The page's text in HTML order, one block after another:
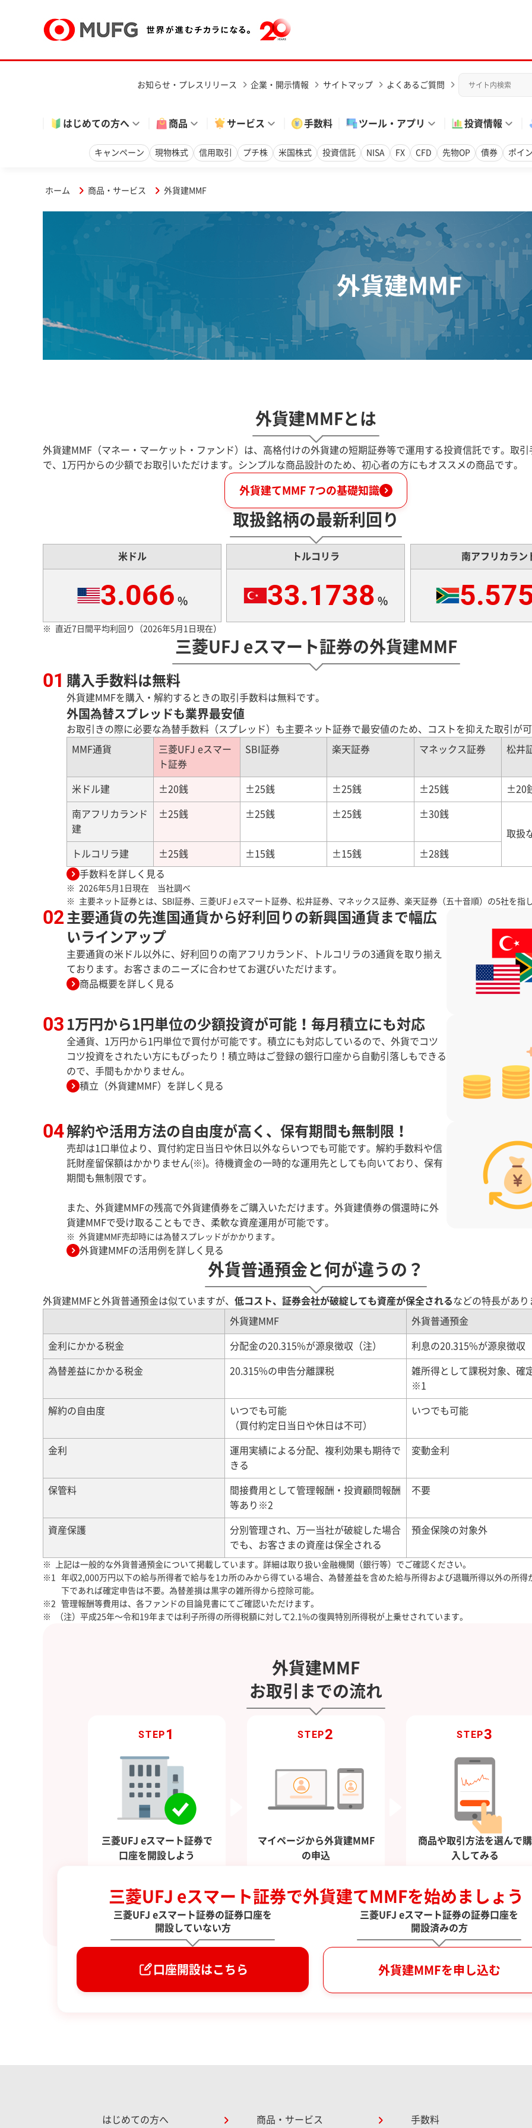
お知らせ・プレスリリース 企業・開示情報 サイトマップ よくあるご質問
はじめての方へ 商品 サービス 手数料 ツール・アプリ 投資情報
キャンペーン 現物株式 信用取引 プチ株 米国株式 投資信託 NISA FX CFD 先物OP 債券 ポイ
ホーム 商品・サービス 外貨建MMF
外貨建MMF
外貨建MMFとは
外貨建MMF（マネー・マーケット・ファンド）は、高格付けの外貨建の短期証券等で運用する投資信託です。取引
で、1万円からの少額でお取引いただけます。シンプルな商品設計のため、初心者の方にもオススメの商品です。
外貨建てMMF 7つの基礎知識
取扱銘柄の最新利回り
米ドル
3.066 %
トルコリラ
33.1738 %
南アフリカラン
直近7日間平均利回り（2026年5月1日現在）
三菱UFJ eスマート証券の外貨建MMF
購入手数料は無料
外貨建MMFを購入・解約するときの取引手数料は無料です。
外国為替スプレッドも業界最安値
お取引きの際に必要な為替手数料（スプレッド）も主要ネット証券で最安値のため、コストを抑えた取引が
MMF通貨
三菱UFJ eスマー
ト証券
SBI証券 楽天証券 マネックス証券 松井
米ドル建 ±20銭 ±25銭 ±25銭 ±25銭 ±20
南アフリカランド
建
±25銭 ±25銭 ±25銭 ±30銭
取扱
トルコリラ建 ±25銭 ±15銭 ±15銭 ±28銭
手数料を詳しく見る
2026年5月1日現在 当社調べ
主要ネット証券とは、SBI証券、三菱UFJ eスマート証券、松井証券、マネックス証券、楽天証券（五十音順）の5社を指
主要通貨の先進国通貨から好利回りの新興国通貨まで幅広
いラインアップ
主要通貨の米ドル以外に、好利回りの南アフリカランド、トルコリラの3通貨を取り揃え
ております。お客さまのニーズに合わせてお選びいただけます。
商品概要を詳しく見る
1万円から1円単位の少額投資が可能！毎月積立にも対応
全通貨、1万円から1円単位で買付が可能です。積立にも対応しているので、外貨でコツ
コツ投資をされたい方にもぴったり！積立時はご登録の銀行口座から自動引落しもできる
ので、手間もかかりません。
積立（外貨建MMF）を詳しく見る
解約や活用方法の自由度が高く、保有期間も無制限！
売却は1口単位より、買付約定日当日や休日以外ならいつでも可能です。解約手数料や信
託財産留保額はかかりません(※)。待機資金の一時的な運用先としても向いており、保有
期間も無制限です。
また、外貨建MMFの残高で外貨建債券をご購入いただけます。外貨建債券の償還時に外
貨建MMFで受け取ることもでき、柔軟な資産運用が可能です。
外貨建MMF売却時には為替スプレッドがかかります。
外貨建MMFの活用例を詳しく見る
外貨普通預金と何が違うの？
外貨建MMFと外貨普通預金は似ていますが、 低コスト、証券会社が破綻しても資産が保全されるなどの特長があり
外貨建MMF 外貨普通預金
金利にかかる税金 分配金の20.315%が源泉徴収（注） 利息の20.315%が源泉徴収
為替差益にかかる税金 20.315%の申告分離課税
雑所得として課税対象、確
※1
解約の自由度
いつでも可能
（買付約定日当日や休日は不可）
いつでも可能
金利
運用実績による分配、複利効果も期待で
きる
変動金利
保管料
間接費用として管理報酬・投資顧問報酬
等あり※2
不要
資産保護
分別管理され、万一当社が破綻した場合
でも、お客さまの資産は保全される
預金保険の対象外
上記は一般的な外貨普通預金について掲載しています。詳細は取り扱い金融機関（銀行等）でご確認ください。
年収2,000万円以下の給与所得者で給与を1カ所のみから得ている場合、為替差益を含めた給与所得および退職所得以外の所得
下であれば確定申告は不要。為替差損は黒字の雑所得から控除可能。
管理報酬等費用は、各ファンドの目論見書にてご確認いただけます。
（注）平成25年～令和19年までは利子所得の所得税額に対して2.1%の復興特別所得税が上乗せされています。
外貨建MMF
お取引までの流れ
STEP 1
三菱UFJ eスマート証券で
口座を開設しよう
STEP2
マイページから外貨建MMF
の申込
STEP3
商品や取引方法を選んで購
入してみる
三菱UFJ eスマート証券で外貨建てMMFを始めましょう
三菱UFJ eスマート証券の証券口座を
開設していない方
口座開設はこちら
三菱UFJ eスマート証券の証券口座を
開設済みの方
外貨建MMFを申し込む
はじめての方へ 商品・サービス 手数料